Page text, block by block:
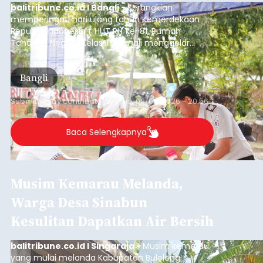
berlangsung selama Agustus hingga September
2026.
Baca Selengkapnya
Sempat Cekcok dengan Istri,
Pria Asal Pemogan Ditemukan
Tak Bernyawa di Pantai
Purnama
balitribune.co.id I Gianyar - Seorang pria asal
Kota Denpasar, yang diketahui bernama I Kadek
Dedi Wiranata (35), ditemukan tidak bernyawa di
pesisir Pantai Purnama, Sukawati.
Sebelum ditemukan meninggal dunia, korban
sempat memberitahukan lokasi terakhirnya
melalui pesan singkat WhatsApp dan juga
mengirimkan foto dua botol pembersih lantai ke